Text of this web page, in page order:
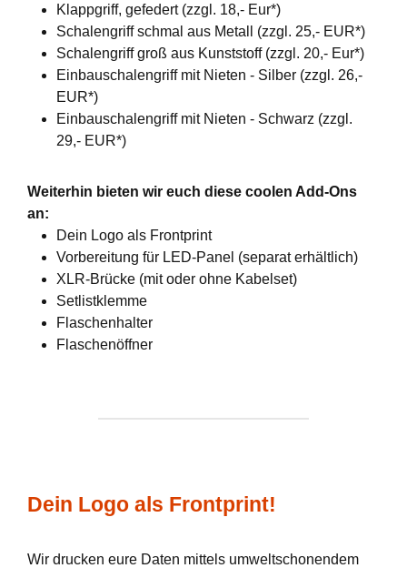
Klappgriff, gefedert (zzgl. 18,- Eur*)
Schalengriff schmal aus Metall (zzgl. 25,- EUR*)
Schalengriff groß aus Kunststoff (zzgl. 20,- Eur*)
Einbauschalengriff mit Nieten - Silber (zzgl. 26,-
EUR*)
Einbauschalengriff mit Nieten - Schwarz (zzgl.
29,- EUR*)
Weiterhin bieten wir euch diese coolen Add-Ons
an:
Dein Logo als Frontprint
Vorbereitung für LED-Panel (separat erhältlich)
XLR-Brücke (mit oder ohne Kabelset)
Setlistklemme
Flaschenhalter
Flaschenöffner
Dein Logo als Frontprint!
Wir drucken eure Daten mittels umweltschonendem